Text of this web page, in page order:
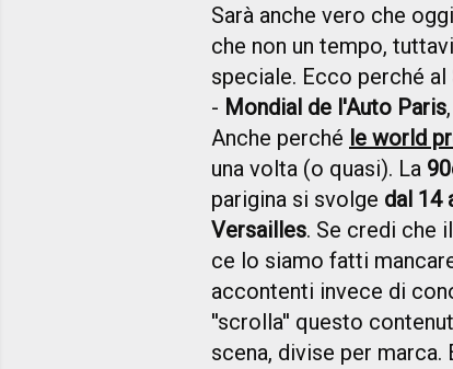
Sarà anche vero che
che non un tempo,
speciale. Ecco perché al
- Mondial de l'Auto Paris
Anche perché le world
una volta (o quasi). La
parigina si svolge dal 14
Versailles. Se credi che
ce lo siamo fatti
accontenti invece di
''scrolla'' questo
scena, divise per marca.